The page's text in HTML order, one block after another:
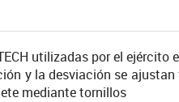
utilizadas por el ejército
y la desviación se
mediante tornillos